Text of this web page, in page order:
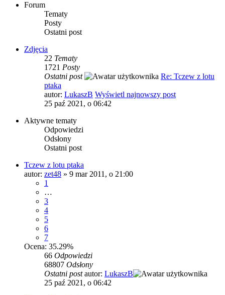
Forum
Tematy
Posty
Ostatni post
Zdjęcia
22 Tematy
1721 Posty
Ostatni post
Re: Tczew z lotu
ptaka
autor: LukaszB Wyświetl najnowszy post
25 paź 2021, o 06:42
Aktywne tematy
Odpowiedzi
Odsłony
Ostatni post
Tczew z lotu ptaka
autor: zet48 » 9 mar 2011, o 21:00
1
…
3
4
5
6
7
Ocena: 35.29%
66 Odpowiedzi
68807 Odsłony
Ostatni postautor: LukaszB
25 paź 2021, o 06:42